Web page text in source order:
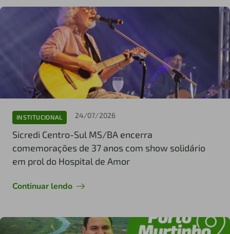
INSTITUCIONAL 24/07/2026
Sicredi Centro-Sul MS/BA encerra
comemorações de 37 anos com show solidário
em prol do Hospital de Amor
Continuar lendo